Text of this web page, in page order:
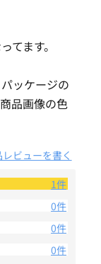
ます。
ッケージの
品画像の色
レビューを書く
1件
0件
0件
0件